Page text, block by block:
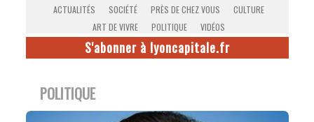
ACTUALITÉS SOCIÉTÉ PRÈS DE CHEZ VOUS
CULTURE
ART DE VIVRE
POLITIQUE VIDÉOS
S'abonner à lyoncapitale.fr
POLITIQUE